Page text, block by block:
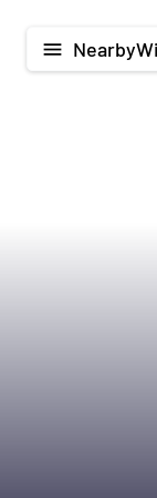
menu